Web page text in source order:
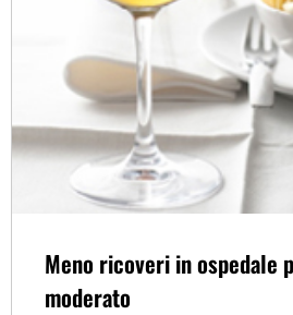
Meno ricoveri in ospedale
moderato